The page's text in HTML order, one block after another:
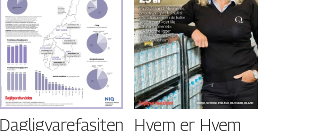
Dagligvarefasiten Hvem er Hvem